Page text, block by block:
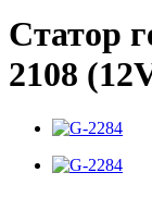
Статор
2108